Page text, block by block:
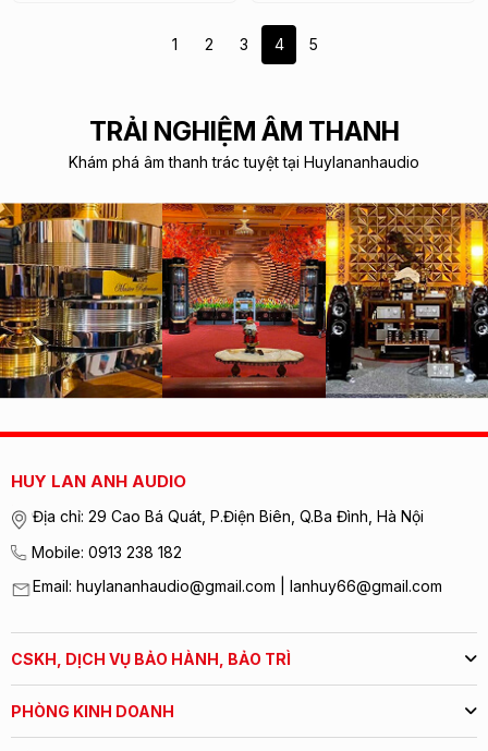
1 2 3 4 5
TRẢI NGHIỆM ÂM THANH
Khám phá âm thanh trác tuyệt tại Huylananhaudio
HUY LAN ANH AUDIO
Địa chỉ: 29 Cao Bá Quát, P.Điện Biên, Q.Ba Đình, Hà Nội
Mobile: 0913 238 182
Email: huylananhaudio@gmail.com | lanhuy66@gmail.com
CSKH, DỊCH VỤ BẢO HÀNH, BẢO TRÌ
PHÒNG KINH DOANH